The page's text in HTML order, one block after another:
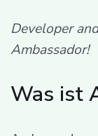
Developer
Ambassador!
Was ist